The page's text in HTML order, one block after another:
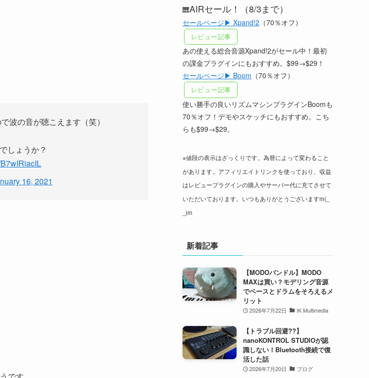
波の音が聴こえます（笑）
しょうか？
16, 2021
🎹AIRセール！（8/3まで）
セールページ▶ Xpand!2 （70％オフ）
レビュー記事
あの使える総合音源Xpand!2がセール中！最初
の課金プラグインにもおすすめ。$99→$29！
セールページ▶ Boom （70％オフ）
レビュー記事
使い勝手の良いリズムマシンプラグインBoomも
70％オフ！デモやスケッチにもおすすめ。こち
らも$99→$29。
※値段の表示はざっくりです。為替によって変わること
があります。アフィリエイトリンクを使っており、収益
はレビュープラグインの購入やサーバー代に充てさせて
いただいております。いつもありがとうございますm(_
_)m
新着記事
【MODOバンドル】MODO
MAXは買い？モデリング音源
でベースとドラムをそろえるメ
リット
2026年7月22日 IK Multimedia
【トラブル回避??】
nanoKONTROL STUDIOが認
識しない！Bluetooth接続で復
活した話
2026年7月20日 ブログ